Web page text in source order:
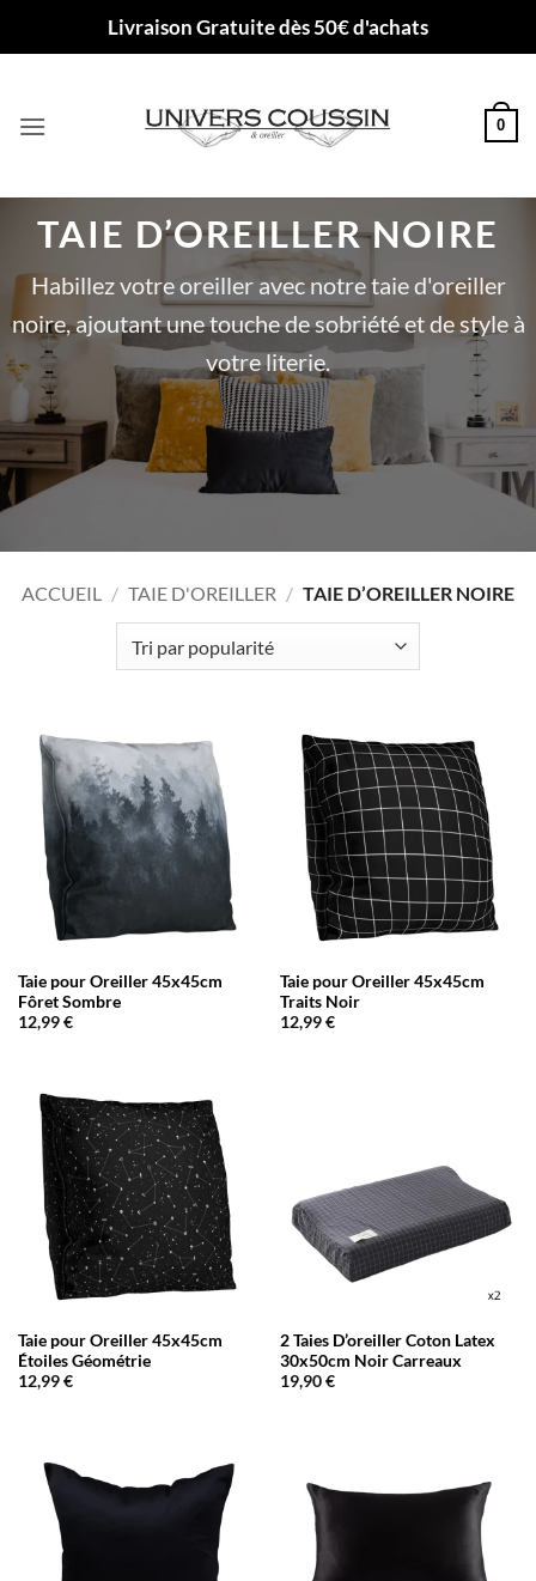
Livraison Gratuite dès 50€ d'achats
0
TAIE D’OREILLER NOIRE
Habillez votre oreiller avec notre taie d'oreiller
noire, ajoutant une touche de sobriété et de style à
votre literie.
ACCUEIL / TAIE D'OREILLER / TAIE D’OREILLER NOIRE
Taie pour Oreiller 45x45cm
Fôret Sombre
12,99€
Taie pour Oreiller 45x45cm
Traits Noir
12,99€
Taie pour Oreiller 45x45cm
Étoiles Géométrie
12,99€
2 Taies D’oreiller Coton Latex
30x50cm Noir Carreaux
19,90€